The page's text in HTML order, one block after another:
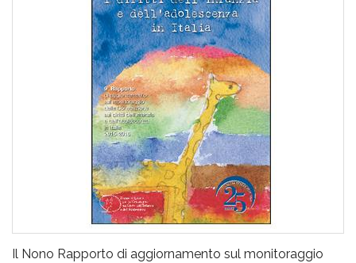
l'infanzia
l'adolescenza
Il Nono Rapporto di aggiornamento sul monitoraggio